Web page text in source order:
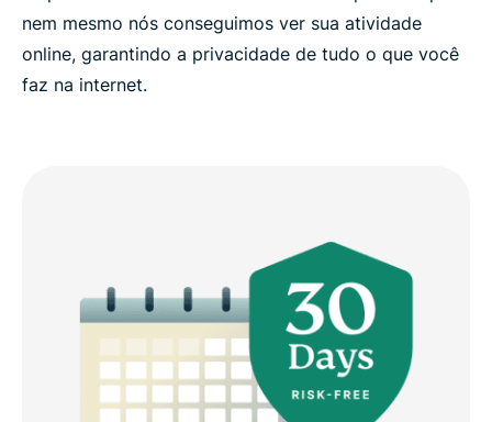
nem mesmo nós conseguimos ver sua atividade
online, garantindo a privacidade de tudo o que você
faz na internet.